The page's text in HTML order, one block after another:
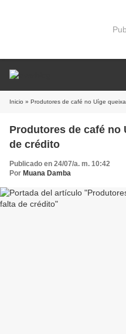
Inicio » Produtores de café no Uíge
Produtores de café no
de crédito
Publicado en 24/07/a. m. 10:42
Por Muana Damba